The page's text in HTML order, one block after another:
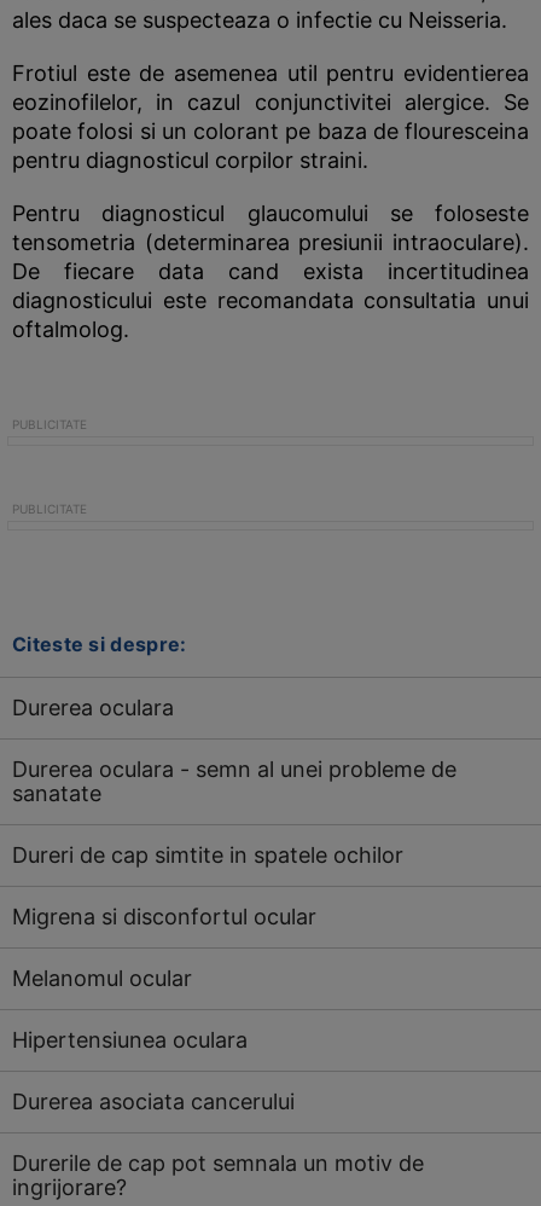
ales daca se suspecteaza o infectie cu Neisseria.
Frotiul este de asemenea util pentru evidentierea
eozinofilelor, in cazul conjunctivitei alergice. Se
poate folosi si un colorant pe baza de flouresceina
pentru diagnosticul corpilor straini.
Pentru diagnosticul glaucomului se foloseste
tensometria (determinarea presiunii intraoculare).
De fiecare data cand exista incertitudinea
diagnosticului este recomandata consultatia unui
oftalmolog.
Citeste si despre:
Durerea oculara
Durerea oculara - semn al unei probleme de
sanatate
Dureri de cap simtite in spatele ochilor
Migrena si disconfortul ocular
Melanomul ocular
Hipertensiunea oculara
Durerea asociata cancerului
Durerile de cap pot semnala un motiv de
ingrijorare?